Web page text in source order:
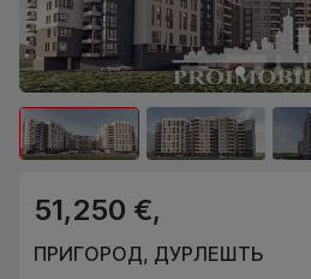
51,250 €,
ПРИГОРОД, ДУРЛЕШТЬ